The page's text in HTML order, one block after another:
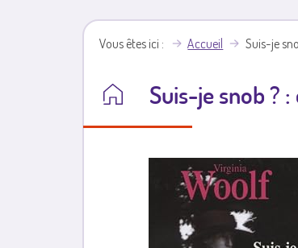
Vous êtes ici Accueil Suis-je
Suis-je snob ?